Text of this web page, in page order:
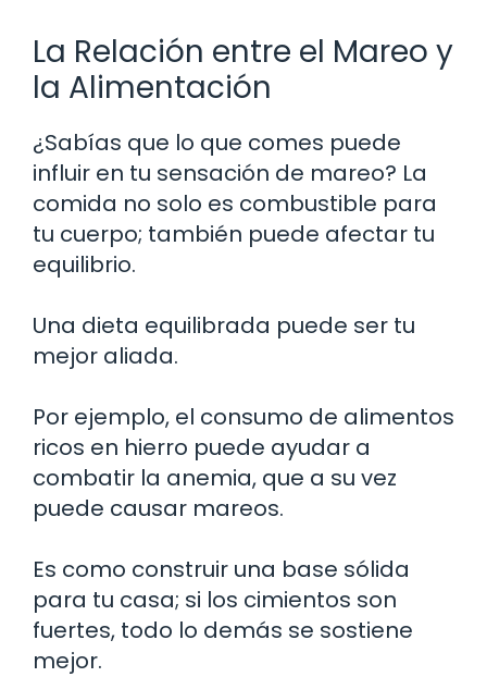
La Relación entre el Mareo y
la Alimentación
¿Sabías que lo que comes puede
influir en tu sensación de mareo? La
comida no solo es combustible para
tu cuerpo; también puede afectar tu
equilibrio.
Una dieta equilibrada puede ser tu
mejor aliada.
Por ejemplo, el consumo de alimentos
ricos en hierro puede ayudar a
combatir la anemia, que a su vez
puede causar mareos.
Es como construir una base sólida
para tu casa; si los cimientos son
fuertes, todo lo demás se sostiene
mejor.